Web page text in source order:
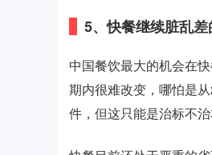
5、快餐继续脏乱
中国餐饮最大的机会在
期内很难改变，哪怕是
件，但这只能是治标不治